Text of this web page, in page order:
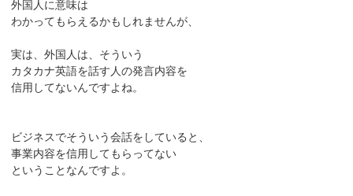
外国人に意味は
わかってもらえるかもしれませんが、
実は、外国人は、そういう
カタカナ英語を話す人の発言内容を
信用してないんですよね。
ビジネスでそういう会話をしていると、
事業内容を信用してもらってない
ということなんですよ。